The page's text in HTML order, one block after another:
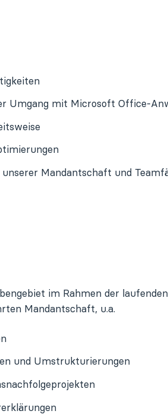
Umgang mit Microsoft Office-
Mandantschaft und
im Rahmen der
Mandantschaft, u.a.
und Umstrukturierungen